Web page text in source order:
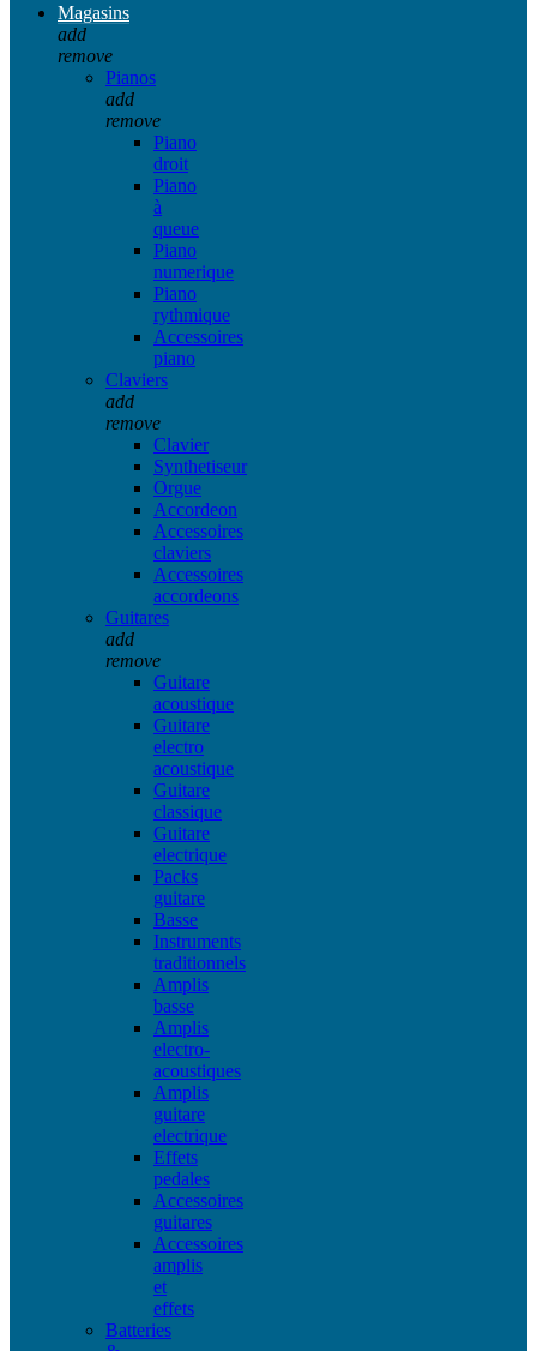
Magasins
add
remove
Pianos
add
remove
Piano
droit
Piano
à
queue
Piano
numerique
Piano
rythmique
Accessoires
piano
Claviers
add
remove
Clavier
Synthetiseur
Orgue
Accordeon
Accessoires
claviers
Accessoires
accordeons
Guitares
add
remove
Guitare
acoustique
Guitare
electro
acoustique
Guitare
classique
Guitare
electrique
Packs
guitare
Basse
Instruments
traditionnels
Amplis
basse
Amplis
electro-
acoustiques
Amplis
guitare
electrique
Effets
pedales
Accessoires
guitares
Accessoires
amplis
et
effets
Batteries